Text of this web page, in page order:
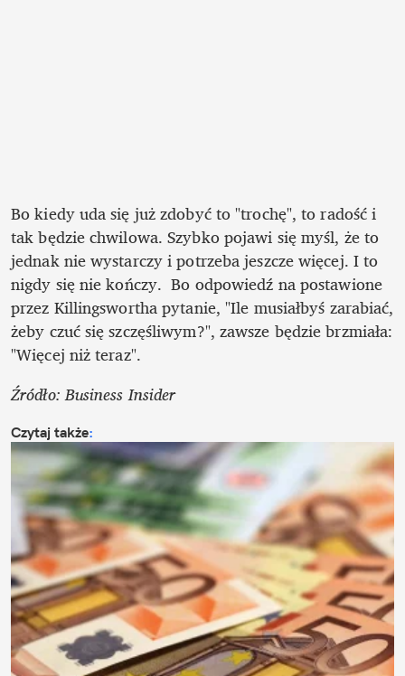
Bo kiedy uda się już zdobyć to "trochę", to radość i
tak będzie chwilowa. Szybko pojawi się myśl, że to
jednak nie wystarczy i potrzeba jeszcze więcej. I to
nigdy się nie kończy.  Bo odpowiedź na postawione
przez Killingswortha pytanie, "Ile musiałbyś zarabiać,
żeby czuć się szczęśliwym?", zawsze będzie brzmiała:
"Więcej niż teraz".
Źródło: Business Insider
Czytaj także: